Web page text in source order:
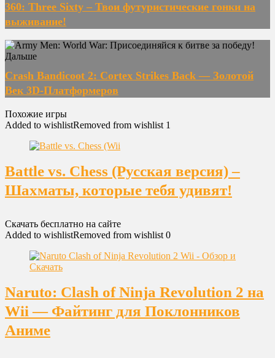
360: Three Sixty – Твои футуристические гонки на
выживание!
Дальше
Crash Bandicoot 2: Cortex Strikes Back — Золотой
Век 3D-Платформеров
Похожие игры
Added to wishlistRemoved from wishlist 1
Battle vs. Chess (Русская версия) –
Шахматы, которые тебя удивят!
Скачать бесплатно на сайте
Added to wishlistRemoved from wishlist 0
Naruto: Clash of Ninja Revolution 2 на
Wii — Файтинг для Поклонников
Аниме